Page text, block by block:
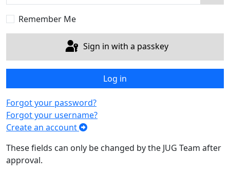
Remember Me
Sign in with a passkey
Log in
Forgot your password?
Forgot your username?
Create an account
These fields can only be changed by the JUG Team after
approval.